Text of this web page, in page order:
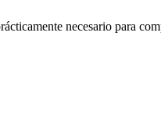
necesario para